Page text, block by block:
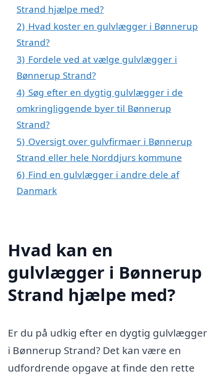
Strand hjælpe med?
2) Hvad koster en gulvlægger i Bønnerup
Strand?
3) Fordele ved at vælge gulvlægger i
Bønnerup Strand?
4) Søg efter en dygtig gulvlægger i de
omkringliggende byer til Bønnerup
Strand?
5) Oversigt over gulvfirmaer i Bønnerup
Strand eller hele Norddjurs kommune
6) Find en gulvlægger i andre dele af
Danmark
Hvad kan en
gulvlægger i Bønnerup
Strand hjælpe med?
Er du på udkig efter en dygtig gulvlægger
i Bønnerup Strand? Det kan være en
udfordrende opgave at finde den rette